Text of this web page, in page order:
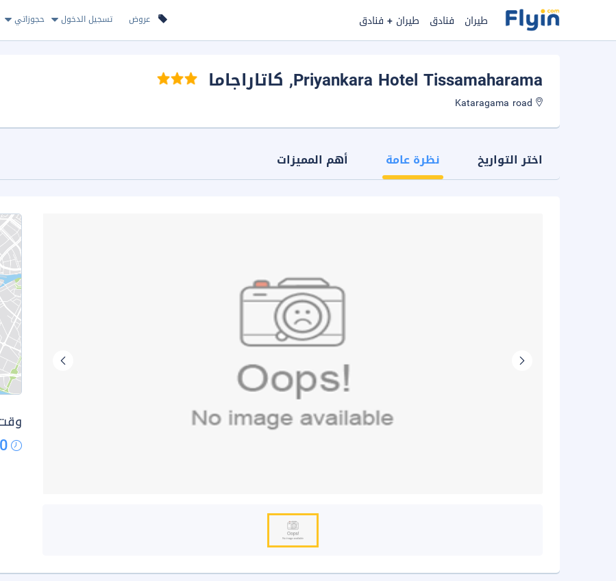
عروض تسجيل الدخول حجوزاتي طيران فنادق طيران + فنادق
Priyankara Hotel Tissamaharama, كاتاراجاما
اختر التواريخ نظرة عامة أهم المميزات